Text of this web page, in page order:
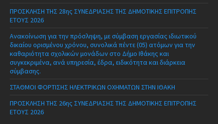
ΠΡΟΣΚΛΗΣΗ ΤΗΣ 28ης ΣΥΝΕΔΡΙΑΣΗΣ ΤΗΣ ΔΗΜΟΤΙΚΗΣ ΕΠΙΤΡΟΠΗΣ
ΕΤΟΥΣ 2026
Ανακοίνωση για την πρόσληψη, με σύμβαση εργασίας ιδιωτικού
δικαίου ορισμένου χρόνου, συνολικά πέντε (05) ατόμων για την
καθαριότητα σχολικών μονάδων στο Δήμο Ιθάκης και
συγκεκριμένα, ανά υπηρεσία, έδρα, ειδικότητα και διάρκεια
σύμβασης.
ΣΤΑΘΜΟΙ ΦΟΡΤΙΣΗΣ ΗΛΕΚΤΡΙΚΩΝ ΟΧΗΜΑΤΩΝ ΣΤΗΝ ΙΘΑΚΗ
ΠΡΟΣΚΛΗΣΗ ΤΗΣ 26ης ΣΥΝΕΔΡΙΑΣΗΣ ΤΗΣ ΔΗΜΟΤΙΚΗΣ ΕΠΙΤΡΟΠΗΣ
ΕΤΟΥΣ 2026